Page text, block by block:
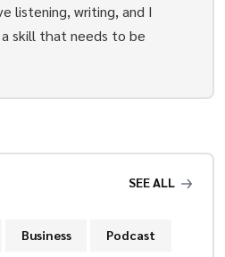
listening, writing, and I
skill that needs to be
SEE ALL
Business Podcast